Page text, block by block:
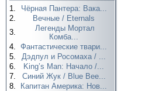
1.
Чёрная Пантера: Вака...
2.
Вечные / Eternals
3.
Легенды Мортал
Комба...
4. Фантастические твари...
5.
Дэдпул и Росомаха / ...
6.
King’s Man: Начало /...
7.
Синий Жук / Blue Bee...
8.
Капитан Америка: Нов...